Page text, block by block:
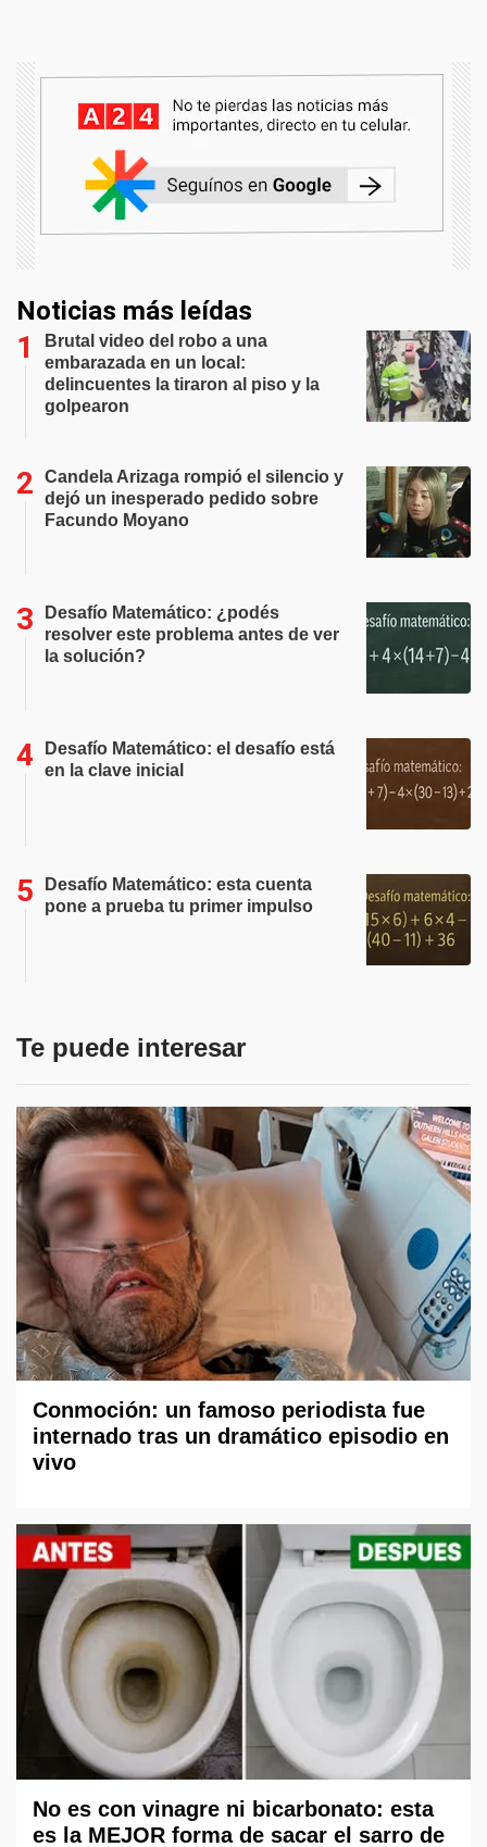
Noticias más leídas
Brutal video del robo a una
embarazada en un local:
delincuentes la tiraron al piso y la
golpearon
Candela Arizaga rompió el silencio y
dejó un inesperado pedido sobre
Facundo Moyano
Desafío Matemático: ¿podés
resolver este problema antes de ver
la solución?
Desafío Matemático: el desafío está
en la clave inicial
Desafío Matemático: esta cuenta
pone a prueba tu primer impulso
Te puede interesar
Conmoción: un famoso periodista fue
internado tras un dramático episodio en
vivo
No es con vinagre ni bicarbonato: esta
es la MEJOR forma de sacar el sarro de